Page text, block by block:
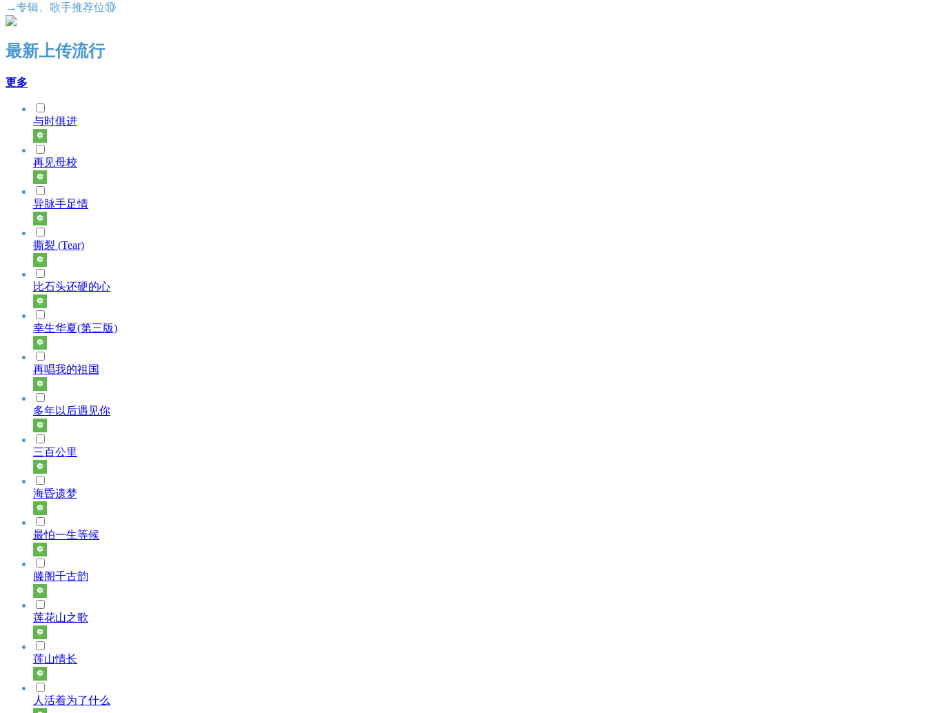
→专辑、歌手推荐位⑩
最新上传流行
更多
与时俱进
再见母校
异脉手足情
撕裂 (Tear)
比石头还硬的心
幸生华夏(第三版)
再唱我的祖国
多年以后遇见你
三百公里
海昏遗梦
最怕一生等候
滕阁千古韵
莲花山之歌
莲山情长
人活着为了什么